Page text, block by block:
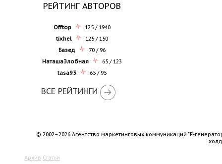
РЕЙТИНГ АВТОРОВ
Offtop
125 / 1940
tixhel
125 / 150
Базед
70 / 96
НаташаЗлобная
65 / 123
tasa93
65 / 95
ВСЕ РЕЙТИНГИ
© 2002–2026 Агентство маркетинговых коммуникаций "Е-
Архив Статьи